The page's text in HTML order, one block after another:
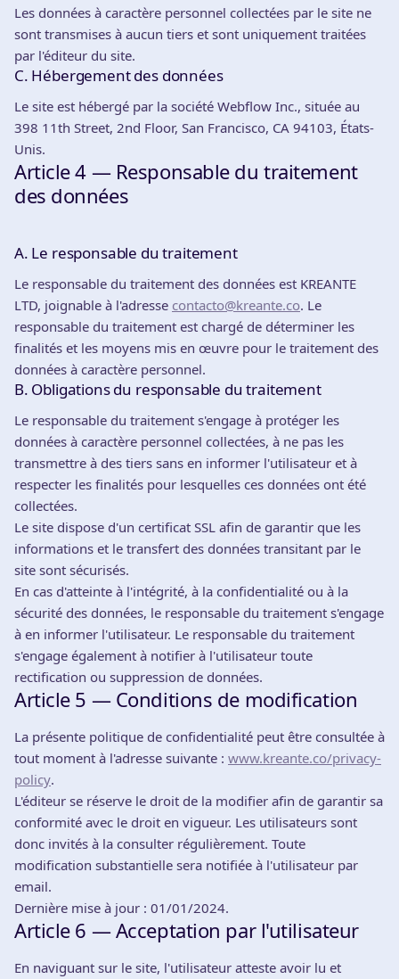
Les données à caractère personnel collectées par le site ne
sont transmises à aucun tiers et sont uniquement traitées
par l'éditeur du site.
C. Hébergement des données
Le site est hébergé par la société Webflow Inc., située au
398 11th Street, 2nd Floor, San Francisco, CA 94103, États-
Unis.
Article 4 — Responsable du traitement
des données
A. Le responsable du traitement
Le responsable du traitement des données est KREANTE
LTD, joignable à l'adresse contacto@kreante.co. Le
responsable du traitement est chargé de déterminer les
finalités et les moyens mis en œuvre pour le traitement des
données à caractère personnel.
B. Obligations du responsable du traitement
Le responsable du traitement s'engage à protéger les
données à caractère personnel collectées, à ne pas les
transmettre à des tiers sans en informer l'utilisateur et à
respecter les finalités pour lesquelles ces données ont été
collectées.
Le site dispose d'un certificat SSL afin de garantir que les
informations et le transfert des données transitant par le
site sont sécurisés.
En cas d'atteinte à l'intégrité, à la confidentialité ou à la
sécurité des données, le responsable du traitement s'engage
à en informer l'utilisateur. Le responsable du traitement
s'engage également à notifier à l'utilisateur toute
rectification ou suppression de données.
Article 5 — Conditions de modification
La présente politique de confidentialité peut être consultée à
tout moment à l'adresse suivante : www.kreante.co/privacy-
policy.
L'éditeur se réserve le droit de la modifier afin de garantir sa
conformité avec le droit en vigueur. Les utilisateurs sont
donc invités à la consulter régulièrement. Toute
modification substantielle sera notifiée à l'utilisateur par
email.
Dernière mise à jour : 01/01/2024.
Article 6 — Acceptation par l'utilisateur
En naviguant sur le site, l'utilisateur atteste avoir lu et